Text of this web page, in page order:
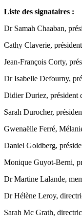
Liste des signataires :
Dr Samah Chaaban,
Cathy Claverie,
Jean-François Corty,
Dr Isabelle Defourny,
Didier Duriez, président
Sarah Durocher,
Gwenaëlle Ferré,
Daniel Goldberg,
Monique Guyot-Berni,
Dr Martine Lalande,
Dr Hélène Leroy,
Sarah Mc Grath,